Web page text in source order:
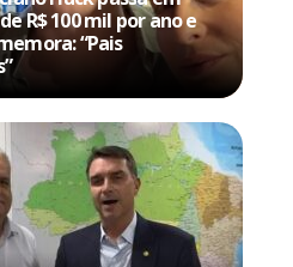
R$ 100 mil por ano e
“Pais